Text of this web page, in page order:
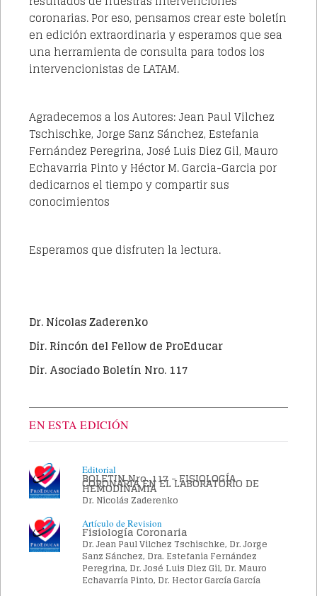
coronarias. Por eso, pensamos crear este boletín
en edición extraordinaria y esperamos que sea
una herramienta de consulta para todos los
intervencionistas de LATAM.
Agradecemos a los Autores: Jean Paul Vilchez
Tschischke, Jorge Sanz Sánchez, Estefania
Fernández Peregrina, José Luis Diez Gil, Mauro
Echavarria Pinto y Héctor M. Garcia-Garcia por
dedicarnos el tiempo y compartir sus
conocimientos
Esperamos que disfruten la lectura.
Dr. Nicolas Zaderenko
Dir. Rincón del Fellow de ProEducar
Dir. Asociado Boletín Nro. 117
EN ESTA EDICIÓN
Editorial
BOLETIN Nro. 117 - FISIOLOGÍA
CORONARIA EN EL LABORATORIO DE
HEMODINAMIA
Dr. Nicolás Zaderenko
Artículo de Revision
Fisiología Coronaria
Dr. Jean Paul Vilchez Tschischke, Dr. Jorge
Sanz Sánchez, Dra. Estefania Fernández
Peregrina, Dr. José Luis Diez Gil, Dr. Mauro
Echavarría Pinto, Dr. Hector García García